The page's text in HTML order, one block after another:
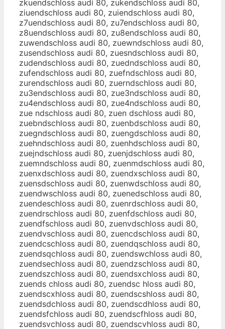
zkuendschloss audi 80, zukendschloss audi 80,
ziuendschloss audi 80, zuiendschloss audi 80,
z7uendschloss audi 80, zu7endschloss audi 80,
z8uendschloss audi 80, zu8endschloss audi 80,
zuwendschloss audi 80, zuewndschloss audi 80,
zusendschloss audi 80, zuesndschloss audi 80,
zudendschloss audi 80, zuedndschloss audi 80,
zufendschloss audi 80, zuefndschloss audi 80,
zurendschloss audi 80, zuerndschloss audi 80,
zu3endschloss audi 80, zue3ndschloss audi 80,
zu4endschloss audi 80, zue4ndschloss audi 80,
zue ndschloss audi 80, zuen dschloss audi 80,
zuebndschloss audi 80, zuenbdschloss audi 80,
zuegndschloss audi 80, zuengdschloss audi 80,
zuehndschloss audi 80, zuenhdschloss audi 80,
zuejndschloss audi 80, zuenjdschloss audi 80,
zuemndschloss audi 80, zuenmdschloss audi 80,
zuenxdschloss audi 80, zuendxschloss audi 80,
zuensdschloss audi 80, zuenwdschloss audi 80,
zuendwschloss audi 80, zuenedschloss audi 80,
zuendeschloss audi 80, zuenrdschloss audi 80,
zuendrschloss audi 80, zuenfdschloss audi 80,
zuendfschloss audi 80, zuenvdschloss audi 80,
zuendvschloss audi 80, zuencdschloss audi 80,
zuendcschloss audi 80, zuendqschloss audi 80,
zuendsqchloss audi 80, zuendswchloss audi 80,
zuendsechloss audi 80, zuendzschloss audi 80,
zuendszchloss audi 80, zuendsxchloss audi 80,
zuends chloss audi 80, zuendsc hloss audi 80,
zuendscxhloss audi 80, zuendscshloss audi 80,
zuendsdchloss audi 80, zuendscdhloss audi 80,
zuendsfchloss audi 80, zuendscfhloss audi 80,
zuendsvchloss audi 80, zuendscvhloss audi 80,